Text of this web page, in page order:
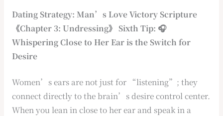
Dating Strategy: Man’s Love Victory Scripture
《Chapter 3: Undressing》 Sixth Tip: 🎧
Whispering Close to Her Ear is the Switch for
Desire
Women’s ears are not just for “listening”; they
connect directly to the brain’s desire control center.
When you lean in close to her ear and speak in a